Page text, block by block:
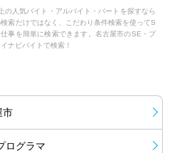
の人気バイト・アルバイト・パートを探すなら
索だけではなく、こだわり条件検索を使ってS
事を簡単に検索できます。名古屋市のSE・プ
ナビバイトで検索！
市
ログラマ